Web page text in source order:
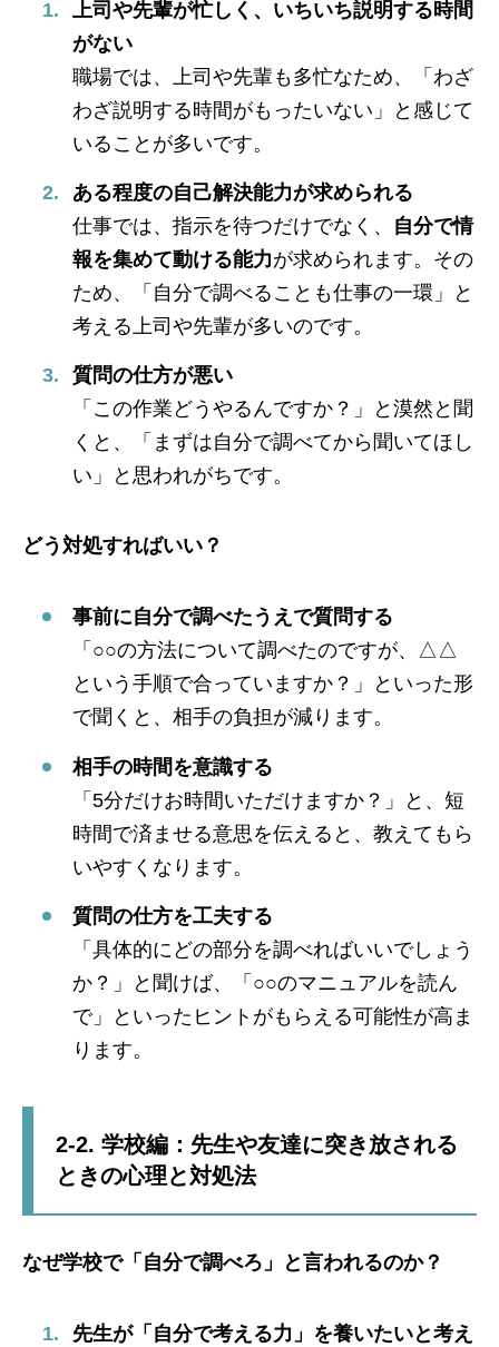
上司や先輩が忙しく、いちいち説明する時間
がない
職場では、上司や先輩も多忙なため、「わざ
わざ説明する時間がもったいない」と感じて
いることが多いです。
ある程度の自己解決能力が求められる
仕事では、指示を待つだけでなく、 自分で情
報を集めて動ける能力が求められます。その
ため、「自分で調べることも仕事の一環」と
考える上司や先輩が多いのです。
質問の仕方が悪い
「この作業どうやるんですか？」と漠然と聞
くと、「まずは自分で調べてから聞いてほし
い」と思われがちです。
どう対処すればいい？
事前に自分で調べたうえで質問する
「○○の方法について調べたのですが、△△
という手順で合っていますか？」といった形
で聞くと、相手の負担が減ります。
相手の時間を意識する
「5分だけお時間いただけますか？」と、短
時間で済ませる意思を伝えると、教えてもら
いやすくなります。
質問の仕方を工夫する
「具体的にどの部分を調べればいいでしょう
か？」と聞けば、「○○のマニュアルを読ん
で」といったヒントがもらえる可能性が高ま
ります。
2-2. 学校編：先生や友達に突き放される
ときの心理と対処法
なぜ学校で「自分で調べろ」と言われるのか？
先生が「自分で考える力」を養いたいと考え